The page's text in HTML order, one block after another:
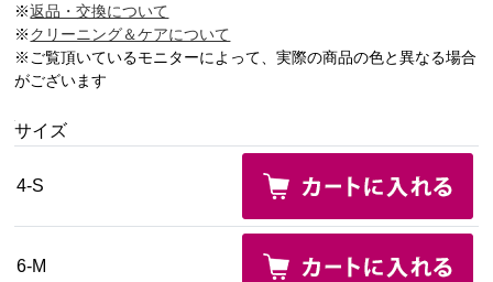
※返品・交換について
※クリーニング＆ケアについて
※ご覧頂いているモニターによって、実際の商品の色と異なる場合
がございます
サイズ
4-S
6-M